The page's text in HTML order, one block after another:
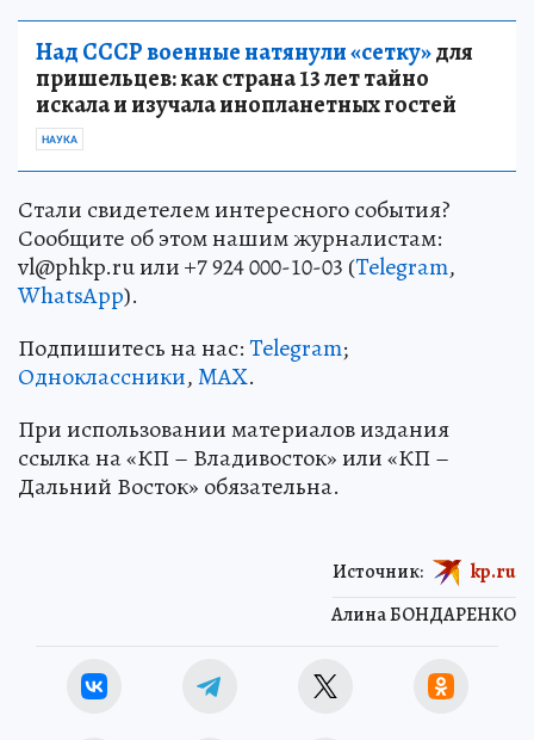
Над СССР военные натянули «сетку»для
пришельцев: как страна 13 лет тайно
искала и изучала инопланетных гостей
НАУКА
Стали свидетелем интересного события?
Сообщите об этом нашим журналистам:
vl@phkp.ru или +7 924 000-10-03 (Telegram,
WhatsApp).
Подпишитесь на нас:Telegram;
Одноклассники,MAX.
При использовании материалов издания
ссылка на «КП – Владивосток» или «КП –
Дальний Восток» обязательна.
Алина БОНДАРЕНКО
Источник: kp.ru